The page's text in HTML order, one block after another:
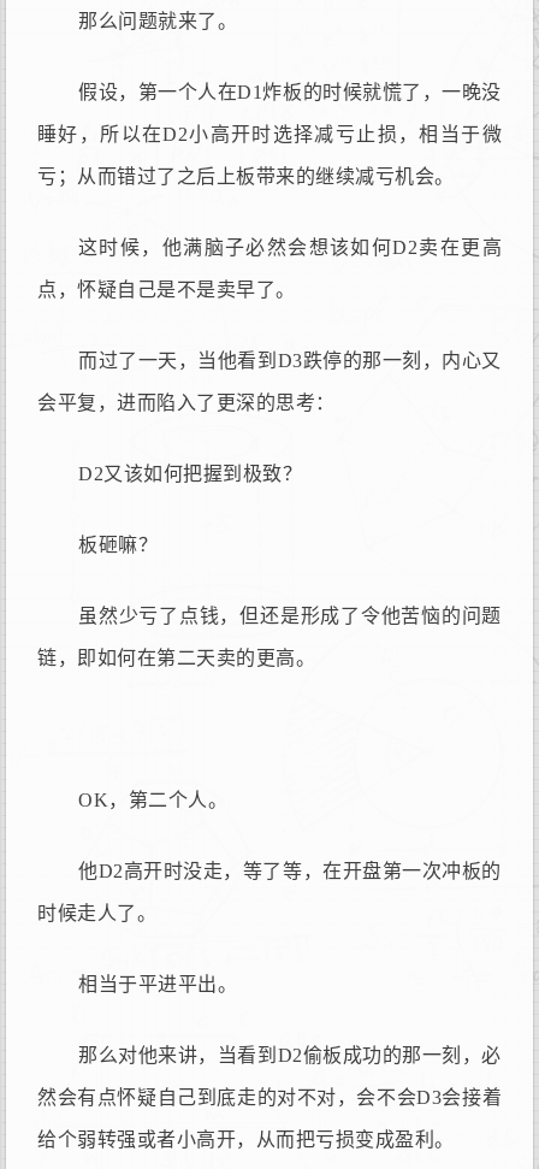
那么问题就来了。
假设，第一个人在D1炸板的时候就慌了，一晚没
睡好，所以在D2小高开时选择减亏止损，相当于微
亏；从而错过了之后上板带来的继续减亏机会。
这时候，他满脑子必然会想该如何D2卖在更高
点，怀疑自己是不是卖早了。
而过了一天，当他看到D3跌停的那一刻，内心又
会平复，进而陷入了更深的思考：
D2又该如何把握到极致？
板砸嘛？
虽然少亏了点钱，但还是形成了令他苦恼的问题
链，即如何在第二天卖的更高。
OK，第二个人。
他D2高开时没走，等了等，在开盘第一次冲板的
时候走人了。
相当于平进平出。
那么对他来讲，当看到D2偷板成功的那一刻，必
然会有点怀疑自己到底走的对不对，会不会D3会接着
给个弱转强或者小高开，从而把亏损变成盈利。